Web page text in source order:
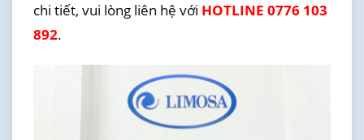
chi tiết, vui lòng liên hệ với HOTLINE 0776 103
892.